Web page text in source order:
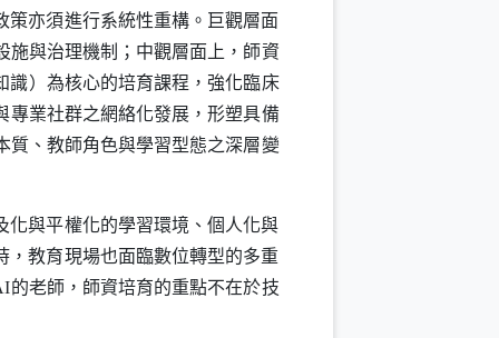
亦須進行系統性重構。巨觀層面
施與治理機制；中觀層面上，師資
識）為核心的培育課程，強化臨床
專業社群之網絡化發展，形塑具備
質、教師角色與學習型態之深層變
與平權化的學習環境、個人化與
，教育現場也面臨數位轉型的多重
的老師，師資培育的重點不在於技